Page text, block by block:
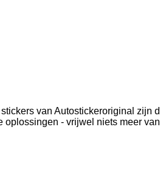
van Autostickeroriginal zijn
- vrijwel niets meer